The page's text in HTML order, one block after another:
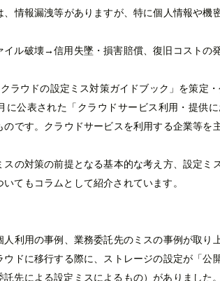
情報漏洩等がありますが、特に個人情報や機
ル破壊→信用失墜・損害賠償、復旧コストの
ラウドの設定ミス対策ガイドブック」を策定
に公表された「クラウドサービス利用・提供
のです。クラウドサービスを利用する企業等
スの対策の前提となる基本的な考え方、設定ミ
いてもコラムとして紹介されています。
利用の事例、業務委託先のミスの事例が取り
ウドに移行する際に、ストレージの設定が「公
先による設定ミスによるもの）がありました。